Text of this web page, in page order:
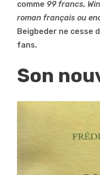
comme 99 francs,
roman français ou
Beigbeder ne cesse
fans.
Son